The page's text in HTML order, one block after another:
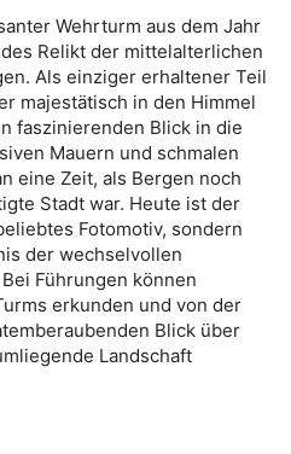
Wehrturm aus dem Jahr
Relikt der mittelalterlichen
Als einziger erhaltener Teil
majestätisch in den Himmel
faszinierenden Blick in die
Mauern und schmalen
eine Zeit, als Bergen noch
Stadt war. Heute ist der
Fotomotiv, sondern
der wechselvollen
Führungen können
erkunden und von der
Blick über
Landschaft